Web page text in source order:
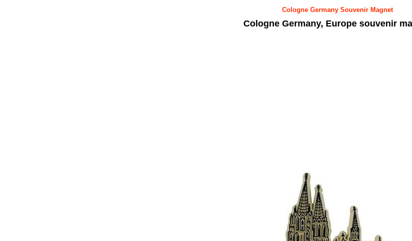
Cologne Germany Souvenir Magnet
Cologne Germany, Europe souvenir